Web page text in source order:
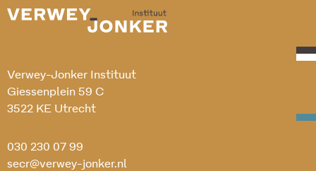
Verwey-Jonker Instituut
Giessenplein 59 C
3522 KE Utrecht
030 230 07 99
secr@verwey-jonker.nl